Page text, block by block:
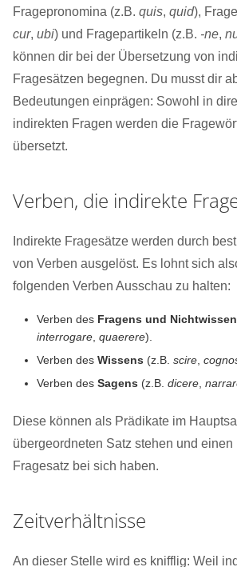
Fragepronomina (z.B. quis, quid),
cur, ubi) und Fragepartikeln (z.B. -ne,
können dir bei der Übersetzung von
Fragesätzen begegnen. Du musst dir
Bedeutungen einprägen: Sowohl in
indirekten Fragen werden die
übersetzt.
Verben, die indirekte
Indirekte Fragesätze werden durch
von Verben ausgelöst. Es lohnt sich
folgenden Verben Ausschau zu halten:
Verben des Fragens und
interrogare quaerere).
Verben des Wissens (z.B. scire
Verben des Sagens (z.B. dicere
Diese können als Prädikate im
übergeordneten Satz stehen und einen
Fragesatz bei sich haben.
Zeitverhältnisse
An dieser Stelle wird es knifflig: Weil